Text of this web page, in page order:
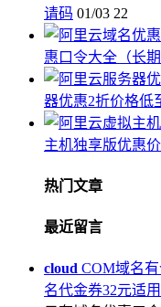
请码 01/03 22
惠口令大全（长期
器优惠2折价格低
主机独享版优惠
热门文章
最近留言
cloud COM域名
名代金券32元适